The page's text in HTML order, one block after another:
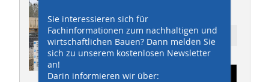
THIS 03/2018
Ressort: TITELSTORY
Abonnement
Sie interessieren sich für
Fachinformationen zum nachhaltigen und
wirtschaftlichen Bauen? Dann melden Sie
sich zu unserem kostenlosen Newsletter
an!
Darin informieren wir über: